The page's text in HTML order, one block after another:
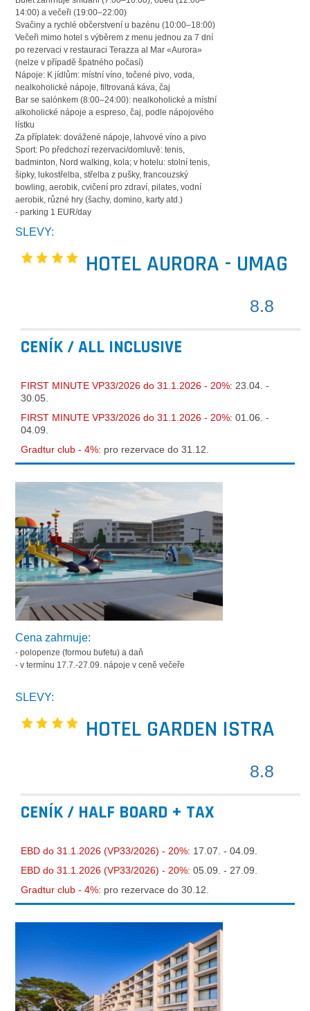
14:00) a večeři (19:00–22:00)
Svačiny a rychlé občerstvení u bazénu (10:00–18:00)
Večeři mimo hotel s výběrem z menu jednou za 7 dní
po rezervaci v restauraci Terazza al Mar «Aurora»
(nelze v případě špatného počasí)
Nápoje: K jídlům: místní víno, točené pivo, voda,
nealkoholické nápoje, filtrovaná káva, čaj
Bar se salónkem (8:00–24:00): nealkoholické a místní
alkoholické nápoje a espreso, čaj, podle nápojového
lístku
Za příplatek: dovážené nápoje, lahvové víno a pivo
Sport: Po předchozí rezervaci/domluvě: tenis,
badminton, Nord walking, kola; v hotelu: stolní tenis,
šipky, lukostřelba, střelba z pušky, francouzský
bowling, aerobik, cvičení pro zdraví, pilates, vodní
aerobik, různé hry (šachy, domino, karty atd.)
- parking 1 EUR/day
SLEVY:
HOTEL AURORA - UMAG
8.8
CENÍK / ALL INCLUSIVE
FIRST MINUTE VP33/2026 do 31.1.2026 - 20%: 23.04. -
30.05.
FIRST MINUTE VP33/2026 do 31.1.2026 - 20%:01.06. -
04.09.
Gradtur club - 4%: pro rezervace do 31.12.
Cena zahrnuje:
- polopenze (formou bufetu) a daň
- v termínu 17.7.-27.09. nápoje v ceně večeře
SLEVY:
HOTEL GARDEN ISTRA
8.8
CENÍK / HALF BOARD + TAX
EBD do 31.1.2026 (VP33/2026) - 20%: 17.07. - 04.09.
EBD do 31.1.2026 (VP33/2026) - 20%:05.09. - 27.09.
Gradtur club - 4%: pro rezervace do 30.12.